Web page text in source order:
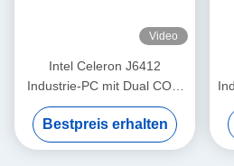
Video
Intel Celeron J6412
Industrie-PC mit Dual COM
Dual LAN und Linux
Bestpreis erhalten